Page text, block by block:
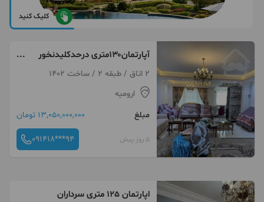
کلیک کنید
آپارتمان۱۳۰متری درحدکلیدنخور
سند اماده ارشاد
2 اتاق / طبقه 2 / ساخت 1402
ارومیه
مبلغ
13,050,000,000 تومان
5 روز پیش 091418***94
اپارتمان 125 متری سرداران